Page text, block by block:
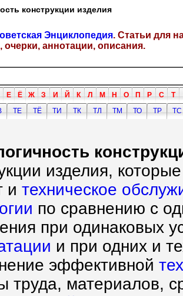
конструкции изделия
Энциклопедия. Статьи для
очерки, аннотации, описания.
Е Ё Ж З И Й К Л М Н О П Р С Т
ТЕ ТЁ ТИ ТК ТЛ ТМ ТО ТР
ТС
изделия,
и техническое
по сравнению с
при одинаковых
и при одних и
эффективной
труда, материалов,